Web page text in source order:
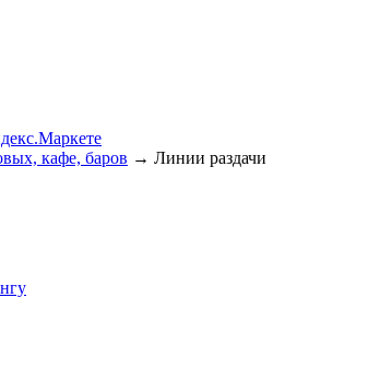
кафе, баров → Линии раздачи